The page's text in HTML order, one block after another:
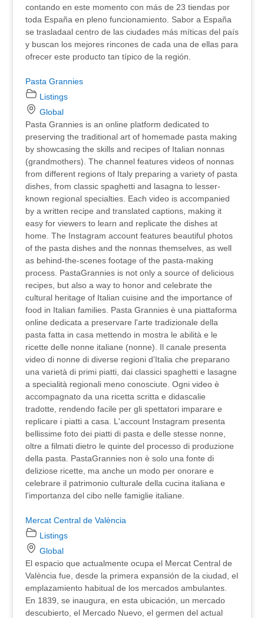
contando en este momento con más de 23 tiendas por
toda España en pleno funcionamiento. Sabor a España
se trasladaal centro de las ciudades más míticas del país
y buscan los mejores rincones de cada una de ellas para
ofrecer este producto tan típico de la región.
Pasta Grannies
Listings
Global
Pasta Grannies is an online platform dedicated to
preserving the traditional art of homemade pasta making
by showcasing the skills and recipes of Italian nonnas
(grandmothers). The channel features videos of nonnas
from different regions of Italy preparing a variety of pasta
dishes, from classic spaghetti and lasagna to lesser-
known regional specialties. Each video is accompanied
by a written recipe and translated captions, making it
easy for viewers to learn and replicate the dishes at
home. The Instagram account features beautiful photos
of the pasta dishes and the nonnas themselves, as well
as behind-the-scenes footage of the pasta-making
process. PastaGrannies is not only a source of delicious
recipes, but also a way to honor and celebrate the
cultural heritage of Italian cuisine and the importance of
food in Italian families. Pasta Grannies è una piattaforma
online dedicata a preservare l'arte tradizionale della
pasta fatta in casa mettendo in mostra le abilità e le
ricette delle nonne italiane (nonne). Il canale presenta
video di nonne di diverse regioni d'Italia che preparano
una varietà di primi piatti, dai classici spaghetti e lasagne
a specialità regionali meno conosciute. Ogni video è
accompagnato da una ricetta scritta e didascalie
tradotte, rendendo facile per gli spettatori imparare e
replicare i piatti a casa. L'account Instagram presenta
bellissime foto dei piatti di pasta e delle stesse nonne,
oltre a filmati dietro le quinte del processo di produzione
della pasta. PastaGrannies non è solo una fonte di
deliziose ricette, ma anche un modo per onorare e
celebrare il patrimonio culturale della cucina italiana e
l'importanza del cibo nelle famiglie italiane.
Mercat Central de València
Listings
Global
El espacio que actualmente ocupa el Mercat Central de
València fue, desde la primera expansión de la ciudad, el
emplazamiento habitual de los mercados ambulantes.
En 1839, se inaugura, en esta ubicación, un mercado
descubierto, el Mercado Nuevo, el germen del actual